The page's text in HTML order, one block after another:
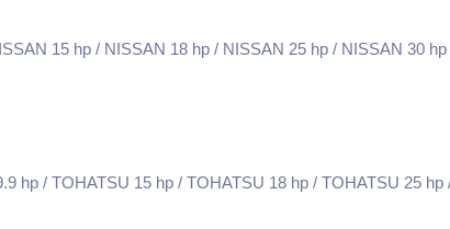
15 hp / NISSAN 18 hp / NISSAN 25 hp / NISSAN 30 hp
hp / TOHATSU 15 hp / TOHATSU 18 hp / TOHATSU 25 hp